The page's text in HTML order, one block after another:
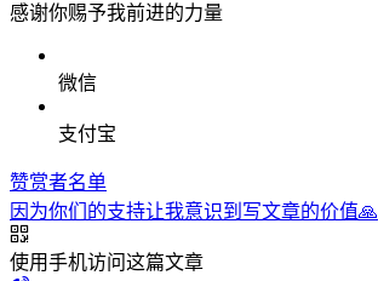
感谢你赐予我前进的力量
微信
支付宝
赞赏者名单
因为你们的支持让我意识到写文章的价值🙏
使用手机访问这篇文章